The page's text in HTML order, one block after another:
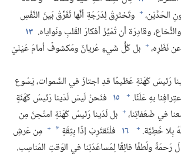
الحَدَّيْن،‏ + وتَختَرِقُ لِدَرَجَةِ أنَّها تُفَرِّقُ بَينَ النَّفْسِ
وقادِرَة أن تُمَيِّزَ أفكارَ القَلبِ ونَواياه.‏ ١٣
نَظَرِه،‏ + بل كُلُّ شَيءٍ عُريانٌ ومَكشوفٌ أمامَ عَيْنَيْ
رَئيسَ كَهَنَةٍ عَظيمًا قدِ اجتازَ في السَّموات،‏ يَسُوع
بهِ عَلَنًا.‏ + ١٥ فنَحنُ لَيسَ لَدَينا رَئيسُ كَهَنَةٍ
في ضَعَفاتِنا،‏ + بل لَدَينا رَئيسُ كَهَنَةٍ امتُحِنَ مِن
بِلا خَطِيَّة.‏ + ١٦ فلْنَقتَرِبْ إذًا بِثِقَةٍ *
+ مِن عَرشِ
رَحمَةً ولُطفًا فائِقًا لِمُساعَدَتِنا في الوَقتِ المُناسِب.‏